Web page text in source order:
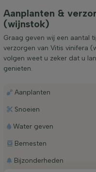
Aanplanten &
(wijnstok)
Graag geven wij een aantal
verzorgen van Vitis vinifera
volgen weet u zeker dat u
genieten.
Aanplanten
Snoeien
Water geven
Bemesten
Bijzonderheden